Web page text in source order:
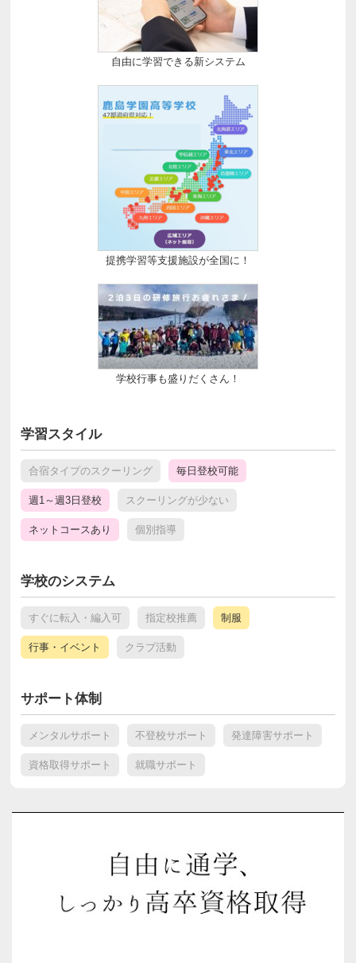
自由に学習できる新システム
提携学習等支援施設が全国に！
学校行事も盛りだくさん！
学習スタイル
合宿タイプのスクーリング 毎日登校可能
週1～週3日登校 スクーリングが少ない
ネットコースあり 個別指導
学校のシステム
すぐに転入・編入可 指定校推薦 制服
行事・イベント クラブ活動
サポート体制
メンタルサポート 不登校サポート 発達障害サポート
資格取得サポート 就職サポート